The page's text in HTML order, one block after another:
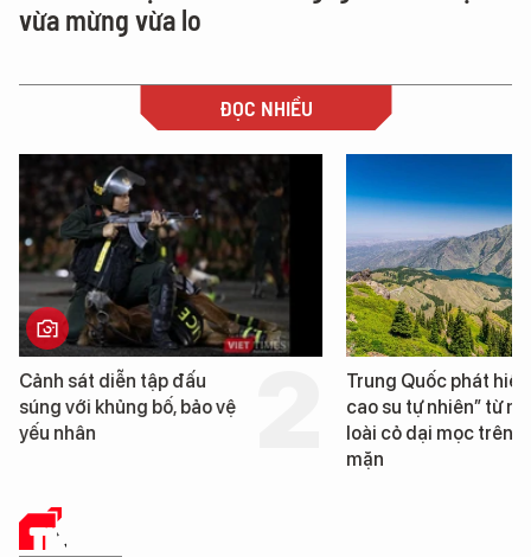
vừa mừng vừa lo
ĐỌC NHIỀU
Cảnh sát diễn tập đấu
súng với khủng bố, bảo vệ
yếu nhân
Trung Quốc phát hiện
cao su tự nhiên” từ
loài cỏ dại mọc trên
mặn
TIN TỨC